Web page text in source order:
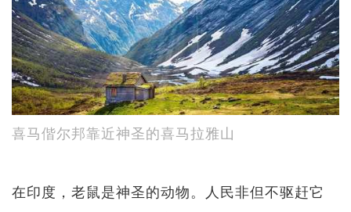
喜马偕尔邦靠近神圣的喜马拉雅山
在印度，老鼠是神圣的动物。人民非但不驱赶它